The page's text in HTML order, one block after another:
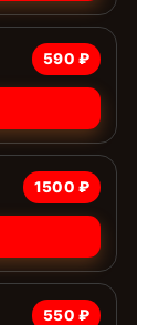
590 ₽
1500 ₽
550 ₽